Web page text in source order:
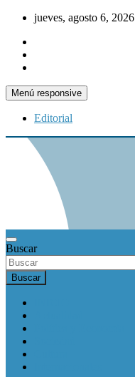
Saltar
contenido
jueves, agosto 6, 2026
Menú responsive
Editorial
Buscar
Buscar